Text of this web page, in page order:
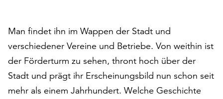
akzeptieren“,
um
alle
Cookies
zu
akzeptieren.
Man findet ihn im Wappen der Stadt und
verschiedener Vereine und Betriebe. Von weithin ist
der Förderturm zu sehen, thront hoch über der
Stadt und prägt ihr Erscheinungsbild nun schon seit
mehr als einem Jahrhundert. Welche Geschichte